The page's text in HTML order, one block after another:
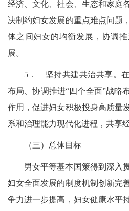
经济、文化、社会、生态和家庭
决制约妇女发展的重点难点问题
体之间妇女的均衡发展，协调
展。
5． 坚持共建共治共享。
布局、协调推进“四个全面”战略
作用，促进妇女积极投身高质量
系和治理能力现代化进程，共享
（三）总体目标
男女平等基本国策得到深入
妇女全面发展的制度机制创新完
争力进一步提高，妇女健康水平